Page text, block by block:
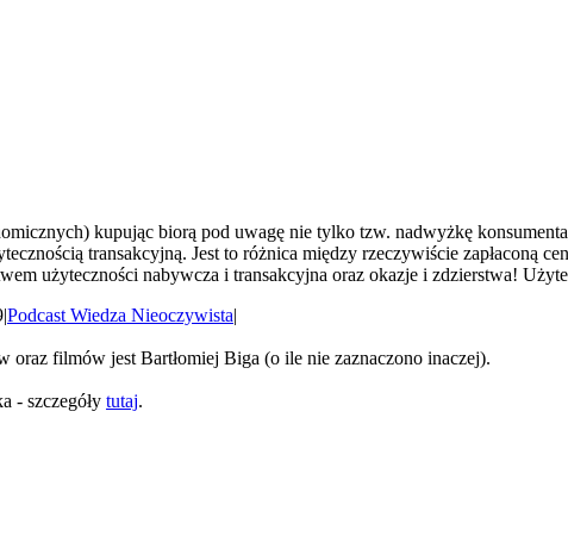
kupując biorą pod uwagę nie tylko tzw. nadwyżkę
transakcyjną. Jest to różnica między rzeczywiście zapłaconą
użyteczności nabywcza i transakcyjna oraz okazje i zdzierstwa!
|Podcast Wiedza Nieoczywista|
oraz filmów jest Bartłomiej Biga (o ile nie zaznaczono inaczej).
- szczegóły tutaj.